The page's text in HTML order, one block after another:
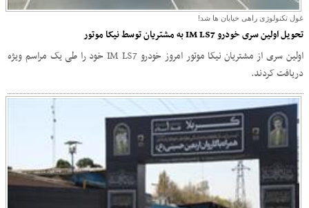
غول تکنولوژی راهی خیابان ها شد!
تحویل اولین سری خودرو IM LS7 به مشتریان توسط نیکا موتور
اولین سری از مشتریان نیکا موتور امروز خودرو IM LS7 خود را طی یک مراسم ویژه
دریافت کردند.